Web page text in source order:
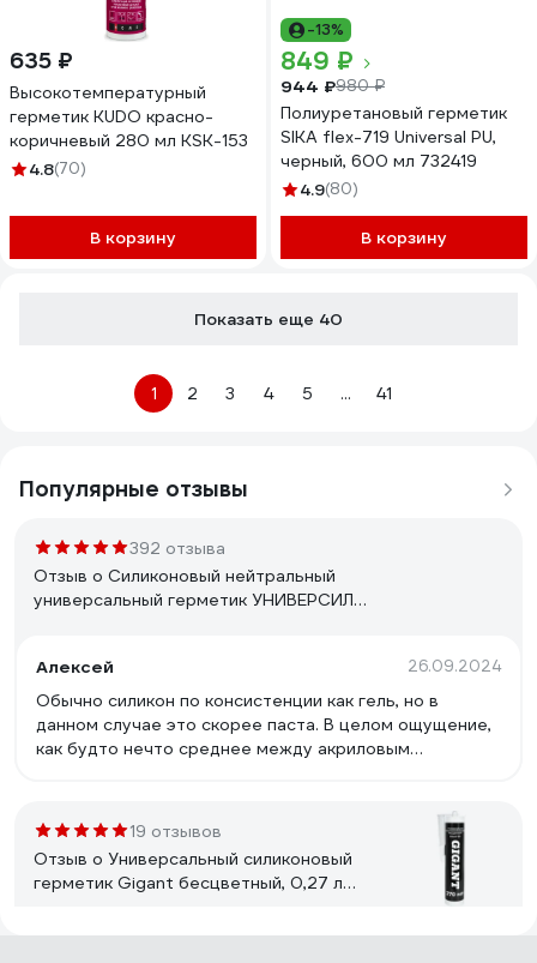
635 ₽
Высокотемпературный
герметик KUDO красно-
коричневый 280 мл KSK-153
4.8(70)
В корзину
-13%
849 ₽
944 ₽980 ₽
Полиуретановый герметик
SIKA flex-719 Universal PU,
черный, 600 мл 732419
4.9(80)
В корзину
Показать еще 40
1 2 3 4 5 ... 41
Популярные отзывы
392 отзыва
Отзыв о Силиконовый нейтральный
универсальный герметик УНИВЕРСИЛ
Алексей
26.09.2024
Обычно силикон по консистенции как гель, но в
данном случае это скорее паста. В целом ощущение,
как будто нечто среднее между акриловым
(чуть хуже классического силикона), к фанере -
хорошо, к канцелярскому лезвию прилип вообще
отлично. Коррозию на лезвии не вызвал (т.е.
действительно нейтральный), однако для
тест на медь, цинк и аллюминий. Тонкий тест на
19 отзывов
Отзыв о Универсальный силиконовый
герметик Gigant бесцветный, 0,27 л